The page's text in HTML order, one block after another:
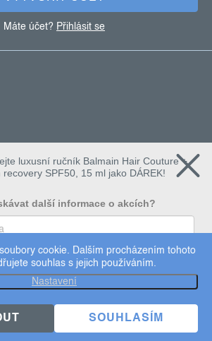
soubory cookie. Dalším procházením tohoto
souhlas s jejich používáním.
Nastavení
SOUHLASÍM
Máte účet? Přihlásit se
Dermalogica. Všechna práva vyhrazena.
nastavení cookies
luxusní ručník Balmain Hair Couture +
recovery SPF50, 15 ml jako DÁREK!
další informace o akcích?
To chci